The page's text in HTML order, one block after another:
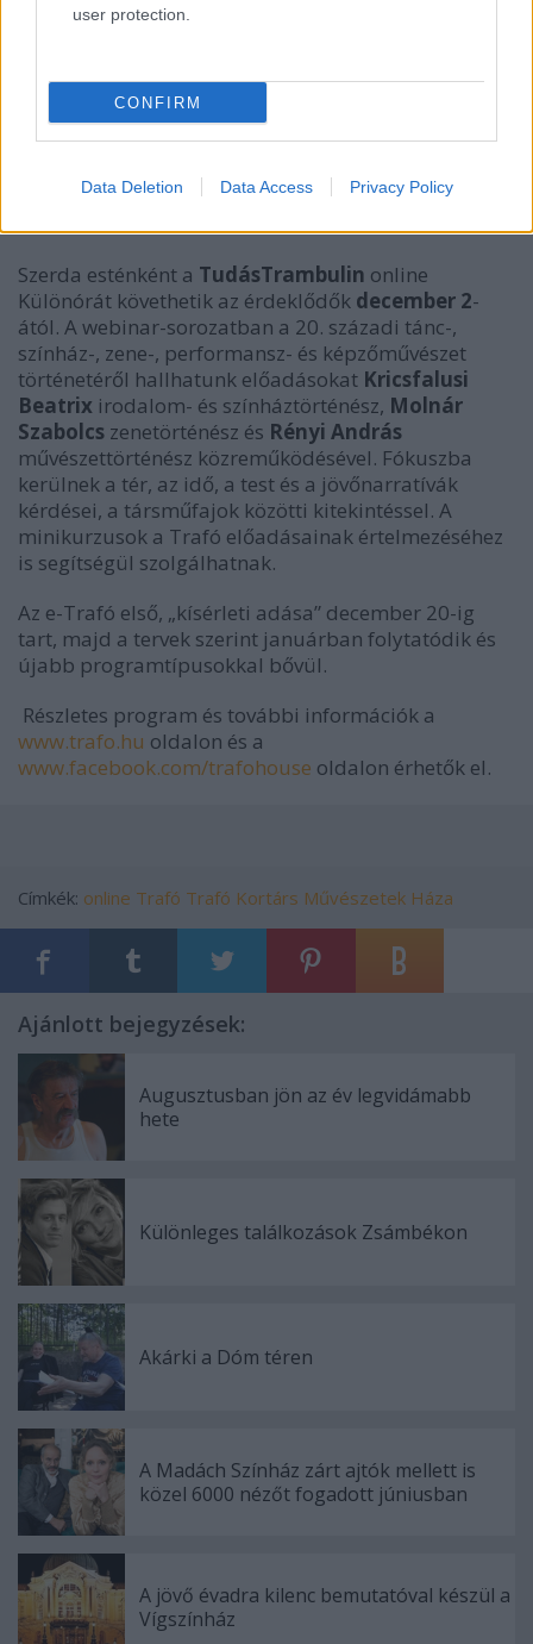
user protection.
CONFIRM
Data Deletion Data Access Privacy Policy
Szerda esténként a TudásTrambulin online
Különórát követhetik az érdeklődők december 2-
ától. A webinar-sorozatban a 20. századi tánc-,
színház-, zene-, performansz- és képzőművészet
történetéről hallhatunk előadásokat Kricsfalusi
Beatrix irodalom- és színháztörténész, Molnár
Szabolcs zenetörténész és Rényi András
művészettörténész közreműködésével. Fókuszba
kerülnek a tér, az idő, a test és a jövőnarratívák
kérdései, a társműfajok közötti kitekintéssel. A
minikurzusok a Trafó előadásainak értelmezéséhez
is segítségül szolgálhatnak.
Az e-Trafó első, „kísérleti adása” december 20-ig
tart, majd a tervek szerint januárban folytatódik és
újabb programtípusokkal bővül.
Részletes program és további információk a
www.trafo.hu oldalon és a
www.facebook.com/trafohouse oldalon érhetők el.
Címkék: online Trafó Trafó Kortárs Művészetek Háza
Ajánlott bejegyzések:
Augusztusban jön az év legvidámabb
hete
Különleges találkozások Zsámbékon
Akárki a Dóm téren
A Madách Színház zárt ajtók mellett is
közel 6000 nézőt fogadott júniusban
A jövő évadra kilenc bemutatóval készül a
Vígszínház